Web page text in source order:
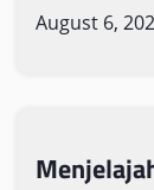
August 6,